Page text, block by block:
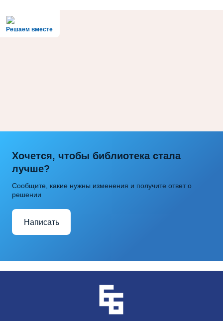
Решаем вместе
Хочется, чтобы библиотека стала
лучше?
Сообщите, какие нужны изменения и получите ответ о
решении
Написать